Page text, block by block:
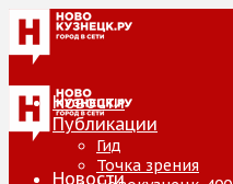
Новости
Публикации
Гид
Точка зрения
Новости